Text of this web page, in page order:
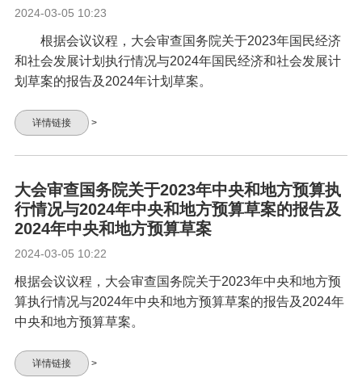
2024-03-05 10:23
根据会议议程，大会审查国务院关于2023年国民经济
和社会发展计划执行情况与2024年国民经济和社会发展计
划草案的报告及2024年计划草案。
详情链接 >
大会审查国务院关于2023年中央和地方预算执
行情况与2024年中央和地方预算草案的报告及
2024年中央和地方预算草案
2024-03-05 10:22
根据会议议程，大会审查国务院关于2023年中央和地方预
算执行情况与2024年中央和地方预算草案的报告及2024年
中央和地方预算草案。
详情链接 >